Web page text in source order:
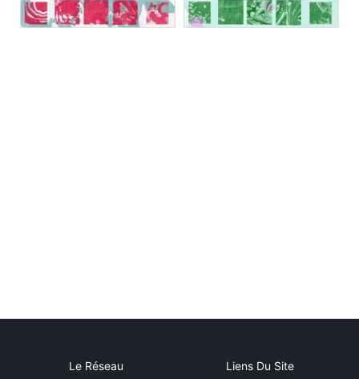
Le Réseau Liens Du Site